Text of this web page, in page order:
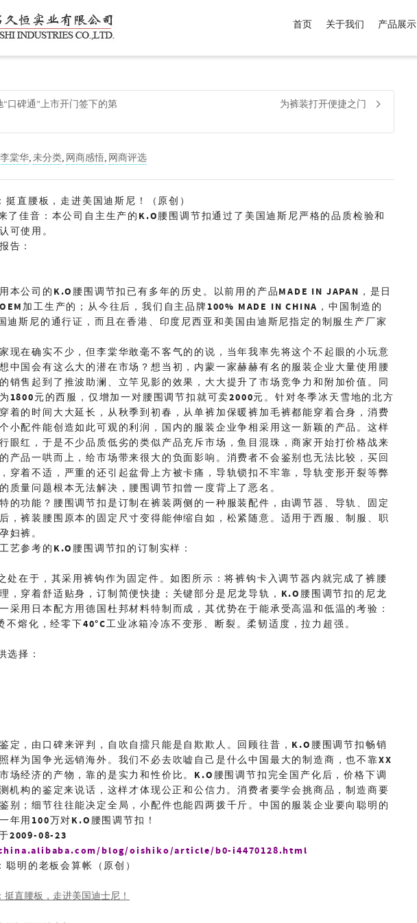
尺码中号价格介于 商品，品牌为 默认品牌 .
首页 关于我们 产品展示
口碑通”上市开门签下的第
为裤装打开便捷之门
棠华,未分类, 网商感悟, 网商评选
挺直腰板，走进美国迪斯尼！（原创）
了佳音：本公司自主生产的 K.O腰围调节扣通过了美国迪斯尼严格的品质检验和
可使用。
告：
本公司的 K.O腰围调节扣已有多年的历史。以前用的产品MADE IN JAPAN ，是日
OEM加工生产的；从今往后，我们自主品牌100% MADE IN CHINA ，中国制造的
迪斯尼的通行证，而且在香港、印度尼西亚和美国由迪斯尼指定的制服生产厂家
现在确实不少，但李棠华敢毫不客气的的说，当年我率先将这个不起眼的小玩意
中国会有这么大的潜在市场？想当初，内蒙一家赫赫有名的服装企业大量使用腰
销售起到了推波助澜、立竿见影的效果，大大提升了市场竞争力和附加价值。同
1800元的西服，仅增加一对腰围调节扣就可卖2000元。针对冬季冰天雪地的北方
着的时间大大延长，从秋季到初春，从单裤加保暖裤加毛裤都能穿着合身，消费
小配件能创造如此可观的利润，国内的服装企业争相采用这一新颖的产品。这样
眼红，于是不少品质低劣的类似产品充斥市场，鱼目混珠，商家开始打价格战来
产品一哄而上，给市场带来很大的负面影响。消费者不会鉴别也无法比较，买回
穿着不适，严重的还引起盆骨上方被卡痛，导轨锁扣不牢靠，导轨变形开裂等弊
质量问题根本无法解决，腰围调节扣曾一度背上了恶名。
的功能？腰围调节扣是订制在裤装两侧的一种服装配件，由调节器、导轨、固定
，裤装腰围原本的固定尺寸变得能伸缩自如，松紧随意。适用于西服、制服、职
妇裤。
艺参考的 K.O腰围调节扣的订制实样：
处在于，其采用裤钩作为固定件。如图所示：将裤钩卡入调节器内就完成了裤腰
，穿着舒适贴身，订制简便快捷；关键部分是尼龙导轨， K.O腰围调节扣的尼龙
采用日本配方用德国杜邦材料特制而成，其优势在于能承受高温和低温的考验：
不熔化，经零下40°C工业冰箱冷冻不变形、断裂。柔韧适度，拉力超强。
选择：
定，由口碑来评判，自吹自擂只能是自欺欺人。回顾往昔， K.O腰围调节扣畅销
样为国争光远销海外。我们不必去吹嘘自己是什么中国最大的制造商，也不靠XX
场经济的产物，靠的是实力和性价比。 K.O腰围调节扣完全国产化后，价格下调
机构的鉴定来说话，这样才体现公正和公信力。消费者要学会挑商品，制造商要
别；细节往往能决定全局，小配件也能四两拨千斤。中国的服装企业要向聪明的
年用100万对K.O腰围调节扣！
2009-08-23
blog/oishiko/article/b0-i4470128.html
聪明的老板会算帐（原创）
直腰板，走进美国迪士尼！